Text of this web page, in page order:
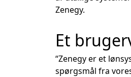
Zenegy.
Et
“Zenegy er et
spørgsmål fra